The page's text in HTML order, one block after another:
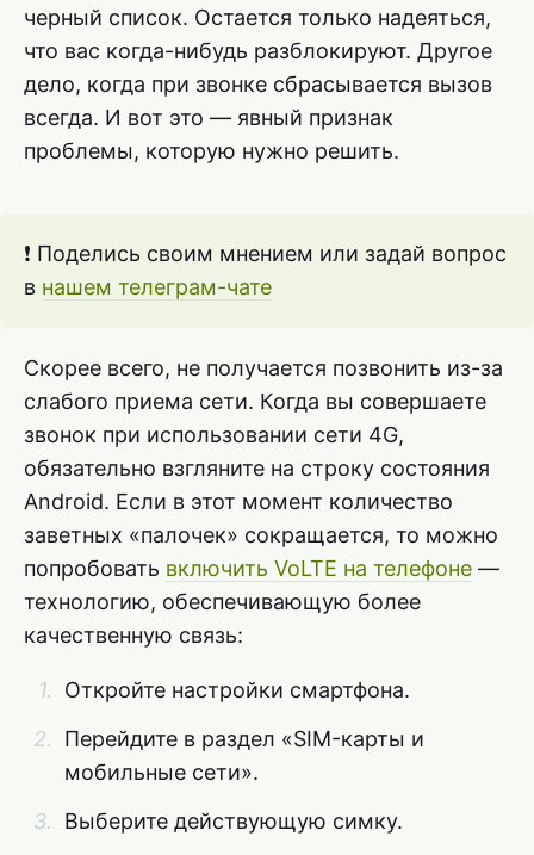
черный список. Остается только надеяться,
что вас когда-нибудь разблокируют. Другое
дело, когда при звонке сбрасывается вызов
всегда. И вот это — явный признак
проблемы, которую нужно решить.
❗ Поделись своим мнением или задай вопрос
в нашем телеграм-чате
Скорее всего, не получается позвонить из-за
слабого приема сети. Когда вы совершаете
звонок при использовании сети 4G,
обязательно взгляните на строку состояния
Android. Если в этот момент количество
заветных «палочек» сокращается, то можно
попробовать включить VoLTE на телефоне —
технологию, обеспечивающую более
качественную связь:
Откройте настройки смартфона.
Перейдите в раздел «SIM-карты и
мобильные сети».
Выберите действующую симку.